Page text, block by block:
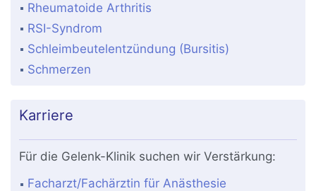
Rheumatoide Arthritis
RSI-Syndrom
Schleimbeutelentzündung (Bursitis)
Schmerzen
Karriere
Für die Gelenk-Klinik suchen wir Verstärkung:
Facharzt/Fachärztin für Anästhesie